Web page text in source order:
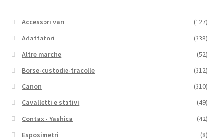
Accessori vari
(127)
Adattatori
(338)
Altre marche
(52)
Borse-custodie-tracolle
(312)
Canon
(310)
Cavalletti e stativi
(49)
Contax - Yashica
(42)
Esposimetri
(8)